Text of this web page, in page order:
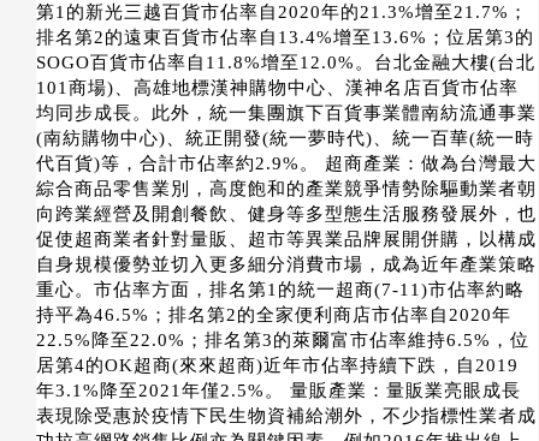
第1的新光三越百貨市佔率自2020年的21.3%增至21.7%；
排名第2的遠東百貨市佔率自13.4%增至13.6%；位居第3的
SOGO百貨市佔率自11.8%增至12.0%。台北金融大樓(台北
101商場)、高雄地標漢神購物中心、漢神名店百貨市佔率
均同步成長。此外，統一集團旗下百貨事業體南紡流通事業
(南紡購物中心)、統正開發(統一夢時代)、統一百華(統一時
代百貨)等，合計市佔率約2.9%。 超商產業：做為台灣最大
綜合商品零售業別，高度飽和的產業競爭情勢除驅動業者朝
向跨業經營及開創餐飲、健身等多型態生活服務發展外，也
促使超商業者針對量販、超市等異業品牌展開併購，以構成
自身規模優勢並切入更多細分消費市場，成為近年產業策略
重心。市佔率方面，排名第1的統一超商(7-11)市佔率約略
持平為46.5%；排名第2的全家便利商店市佔率自2020年
22.5%降至22.0%；排名第3的萊爾富市佔率維持6.5%，位
居第4的OK超商(來來超商)近年市佔率持續下跌，自2019
年3.1%降至2021年僅2.5%。 量販產業：量販業亮眼成長
表現除受惠於疫情下民生物資補給潮外，不少指標性業者成